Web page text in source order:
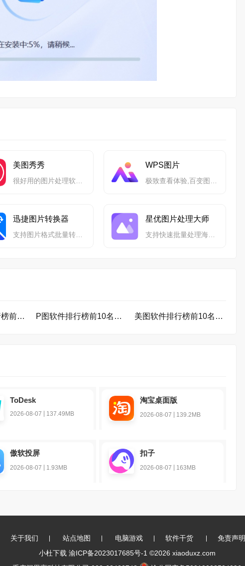
美图秀秀 WPS图片
迅捷图片转换器 星优图片处理大师
图文编辑软件排行榜前10名下载 P图软件排行榜前10名下载 美图软件排行榜前10名下载
ToDesk
2026-08-07 | 137.49MB
淘宝桌面版
2026-08-07 | 139.2MB
傲软投屏
2026-08-07 | 1.93MB
扣子
2026-08-07 | 163MB
关于我们 站点地图 电脑游戏 软件干货 免责声明
小杜下载 渝ICP备2023017685号-1 ©2026 xiaoduxz.com